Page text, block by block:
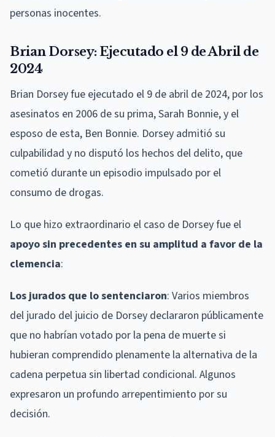
personas inocentes.
Brian Dorsey: Ejecutado el 9 de Abril de
2024
Brian Dorsey fue ejecutado el 9 de abril de 2024, por los
asesinatos en 2006 de su prima, Sarah Bonnie, y el
esposo de esta, Ben Bonnie. Dorsey admitió su
culpabilidad y no disputó los hechos del delito, que
cometió durante un episodio impulsado por el
consumo de drogas.
Lo que hizo extraordinario el caso de Dorsey fue el
apoyo sin precedentes en su amplitud a favor de la
clemencia:
Los jurados que lo sentenciaron: Varios miembros
del jurado del juicio de Dorsey declararon públicamente
que no habrían votado por la pena de muerte si
hubieran comprendido plenamente la alternativa de la
cadena perpetua sin libertad condicional. Algunos
expresaron un profundo arrepentimiento por su
decisión.